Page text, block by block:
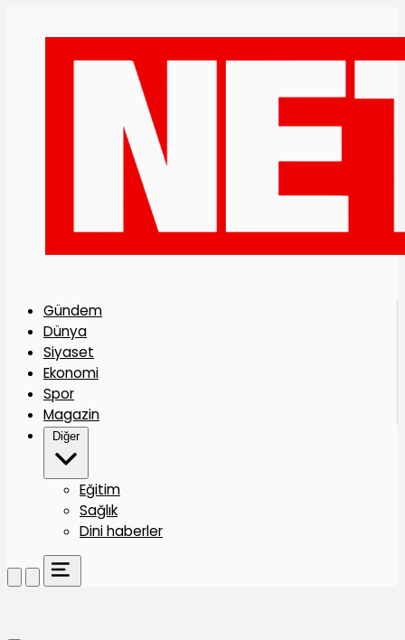
Gündem
Dünya
Siyaset
Ekonomi
Spor
Magazin
Diğer
Eğitim
Sağlık
Dini haberler